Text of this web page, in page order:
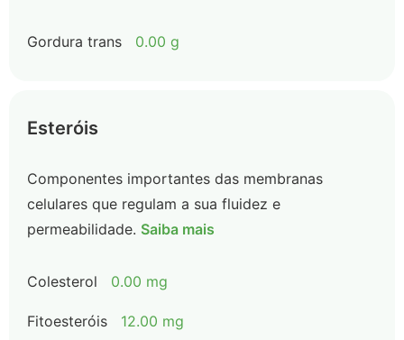
Gordura trans 0.00 g
Esteróis
Componentes importantes das membranas
celulares que regulam a sua fluidez e
permeabilidade. Saiba mais
Colesterol 0.00 mg
Fitoesteróis 12.00 mg